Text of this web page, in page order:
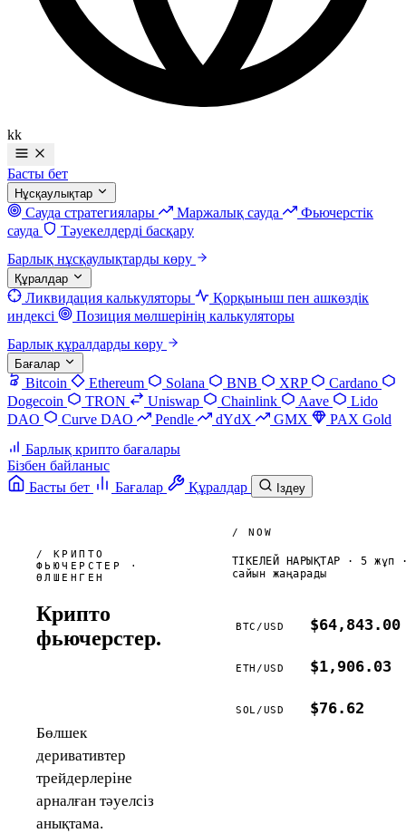
kk
Басты бет
Нұсқаулықтар
Сауда стратегиялары Маржалық сауда
Фьючерстік
сауда
Тәуекелдерді басқару
Барлық нұсқаулықтарды көру
Құралдар
Ликвидация калькуляторы
Қорқыныш пен ашкөздік
индексі
Позиция мөлшерінің калькуляторы
Барлық құралдарды көру
Бағалар
Bitcoin Ethereum Solana BNB XRP
Cardano
Dogecoin
TRON Uniswap Chainlink Aave
Lido
DAO
Curve DAO Pendle dYdX GMX
PAX Gold
Барлық крипто бағалары
Бізбен байланыс
Басты бет
Бағалар Құралдар Іздеу
/ КРИПТО
ФЬЮЧЕРСТЕР ·
ӨЛШЕНГЕН
Крипто
фьючерстер.
Бөлшек
деривативтер
трейдерлеріне
арналған тәуелсіз
анықтама.
/ NOW
ТІКЕЛЕЙ НАРЫҚТАР · 5 жұп
сайын жаңарады
BTC /USD $64,843.00
ETH /USD $1,906.03
SOL/USD $76.62